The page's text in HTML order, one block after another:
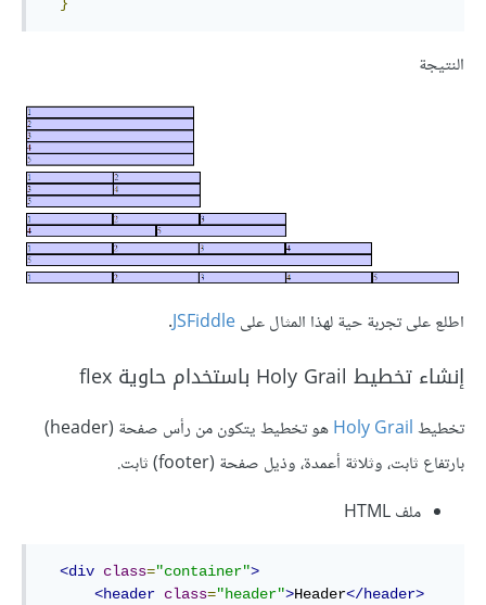
النتيجة
اطلع على تجربة حية لهذا المثال علىJSFiddle
.
إنشاء تخطيط Holy Grail باستخدام حاوية flex
تخطيطHoly Grail
هو تخطيط يتكون من رأس صفحة (header)
بارتفاع ثابت، وثلاثة أعمدة، وذيل صفحة (footer) ثابت.
ملف HTML
<div class="container">
<header class="header">Header</header>